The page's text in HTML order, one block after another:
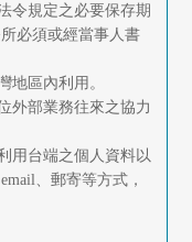
令規定之必要保存期
必須或經當事人書
地區內利用。
外部業務往來之協力
用台端之個人資料以
、郵寄等方式，